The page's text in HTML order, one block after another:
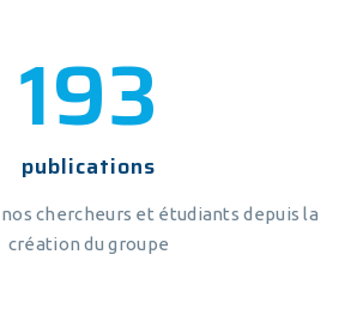
228
publications
chercheurs et étudiants depuis la
création du groupe